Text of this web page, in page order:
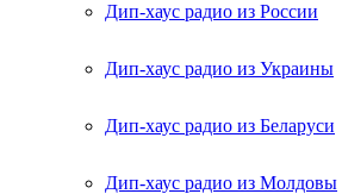
Дип-хаус радио из России
Дип-хаус радио из Украины
Дип-хаус радио из Беларуси
Дип-хаус радио из Молдовы